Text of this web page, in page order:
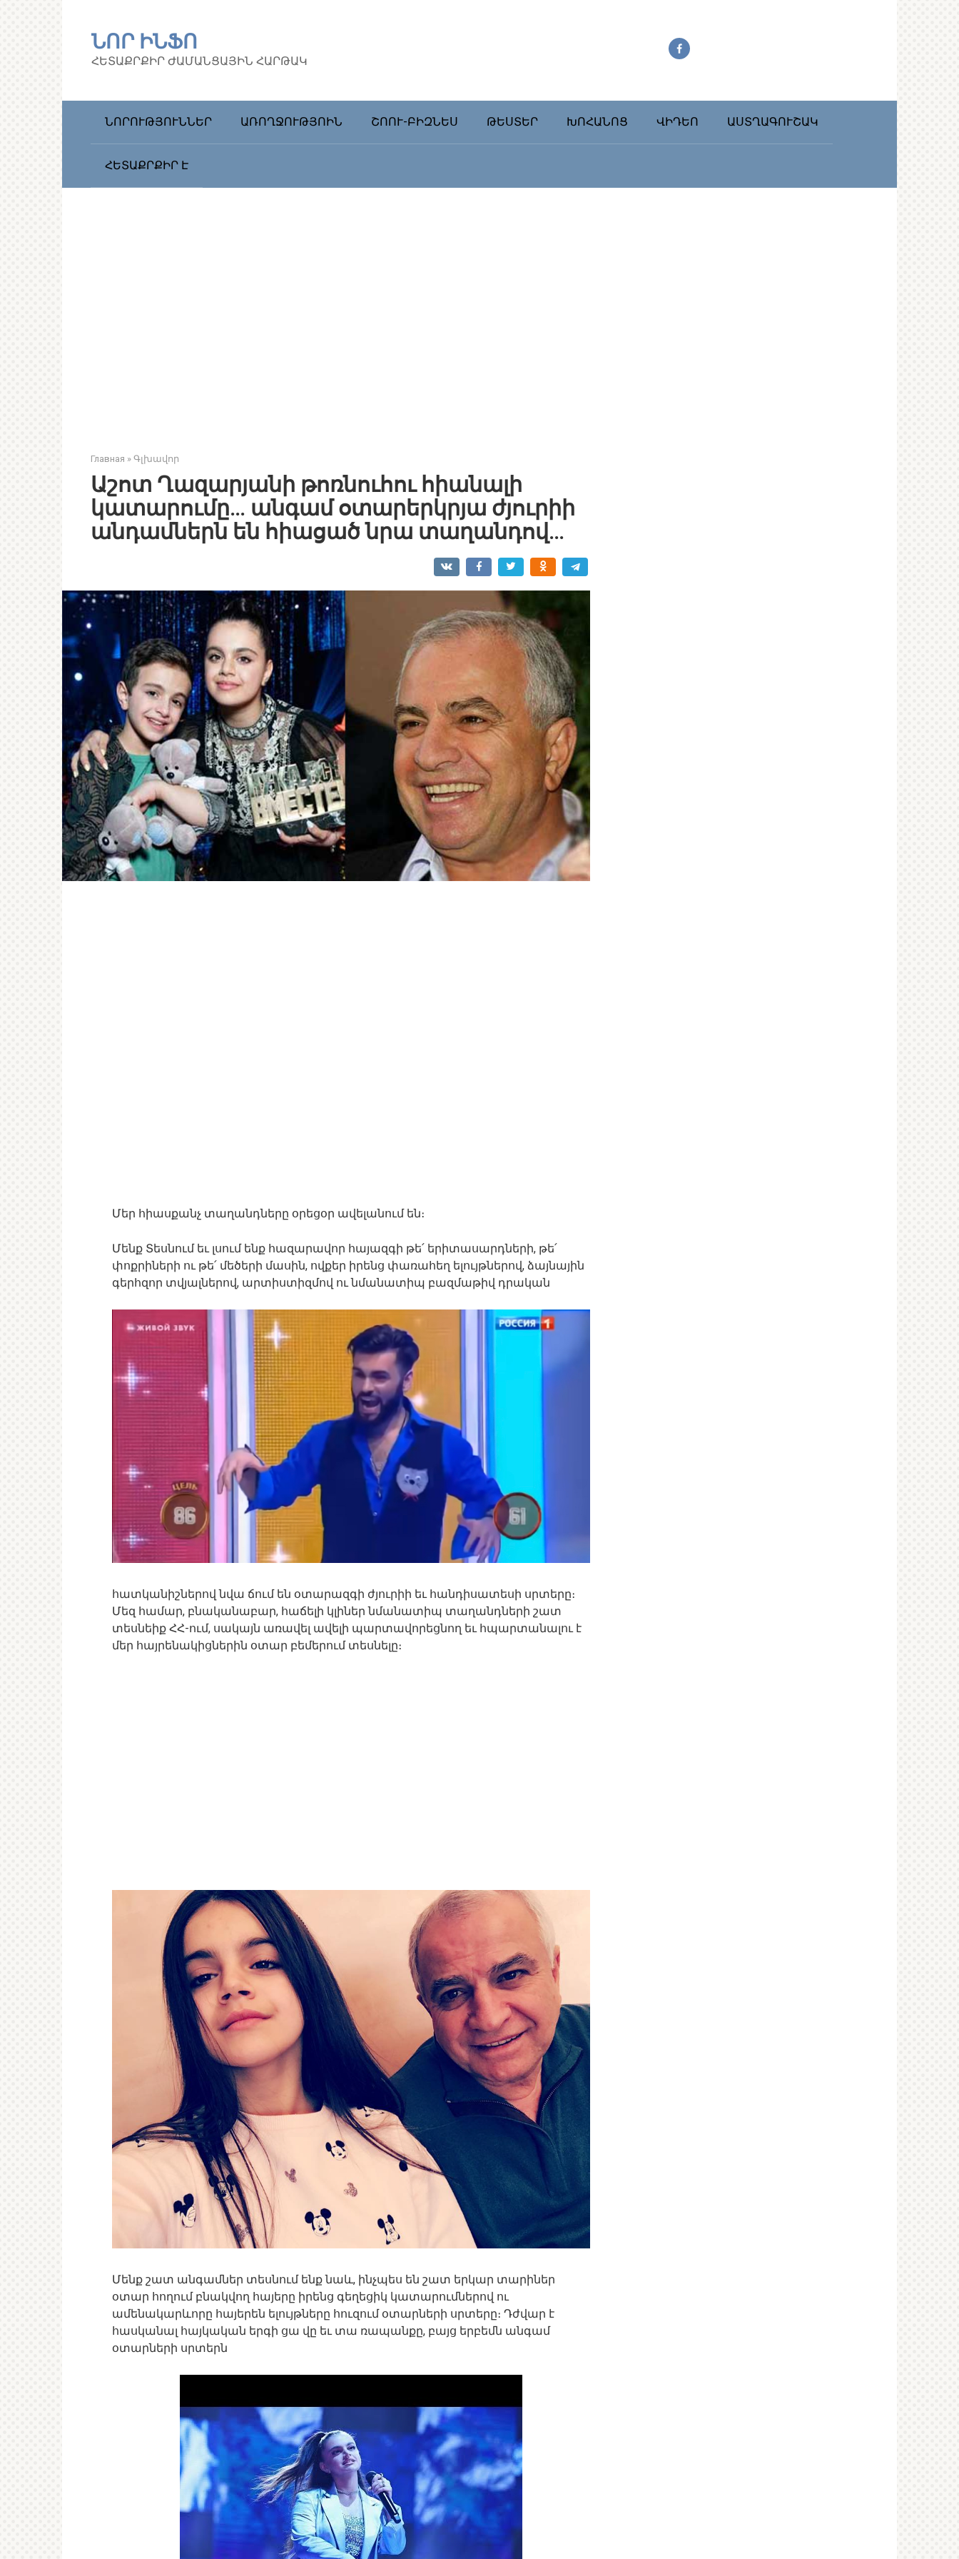
ՆՈՐ ԻՆՖՈ
ՀԵՏԱՔՐՔԻՐ ԺԱՄԱՆՑԱՅԻՆ ՀԱՐԹԱԿ
ՆՈՐՈՒԹՅՈՒՆՆԵՐ ԱՌՈՂՋՈՒԹՅՈԻՆ ՇՈՈՒ-ԲԻԶՆԵՍ ԹԵՍՏԵՐ ԽՈՀԱՆՈՑ ՎԻԴԵՈ ԱՍՏՂԱԳՈՒՇԱԿ
ՀԵՏԱՔՐՔԻՐ Է
Главная » Գլխավոր
Աշոտ Ղազարյանի թոռնուհու հիանալի
կատարումը… անգամ օտարերկրյա ժյուրիի
անդամներն են հիացած նրա տաղանդով…
Մեր հիասքանչ տաղանդները օրեցօր ավելանում են։
Մենք Տեսնում եւ լսում ենք հազարավոր հայազգի թե՛ երիտասարդների, թե՛
փոքրիների ու թե՛ մեծերի մասին, ովքեր իրենց փառահեղ ելույթներով, ձայնային
գերհզոր տվյալներով, արտիստիզմով ու նմանատիպ բազմաթիվ դրական
հատկանիշներով նվա ճում են օտարազգի ժյուրիի եւ հանդիսատեսի սրտերը։
Մեզ համար, բնականաբար, հաճելի կլիներ նմանատիպ տաղանդների շատ
տեսնեիք ՀՀ-ում, սակայն առավել ավելի պարտավորեցնող եւ հպարտանալու է
մեր հայրենակիցներին օտար բեմերում տեսնելը։
Մենք շատ անգամներ տեսնում ենք նաև, ինչպես են շատ երկար տարիներ
օտար հողում բնակվող հայերը իրենց գեղեցիկ կատարումներով ու
ամենակարևորը հայերեն ելույթները հուզում օտարների սրտերը։ Դժվար է
հասկանալ հայկական երգի ցա վը եւ տա ռապանքը, բայց երբեմն անգամ
օտարների սրտերն